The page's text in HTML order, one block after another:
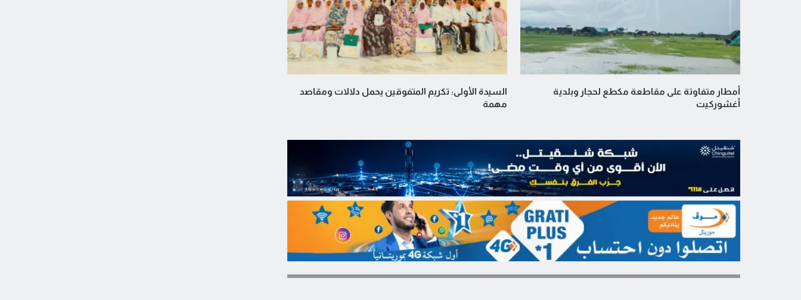
أمطار متفاوتة على مقاطعة مكطع لحجار وبلدية
أغشوركيت
السيدة الأولى: تكريم المتفوقين يحمل دلالات ومقاصد
مهمة